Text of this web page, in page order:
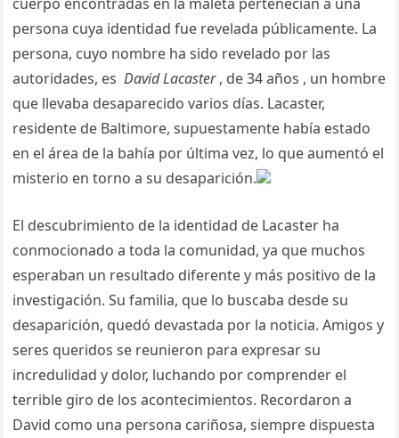
persona cuya identidad fue revelada públicamente. La
persona, cuyo nombre ha sido revelado por las
autoridades, esDavid Lacaster, de 34 años , un hombre
que llevaba desaparecido varios días. Lacaster,
residente de Baltimore, supuestamente había estado
en el área de la bahía por última vez, lo que aumentó el
misterio en torno a su desaparición.
El descubrimiento de la identidad de Lacaster ha
conmocionado a toda la comunidad, ya que muchos
esperaban un resultado diferente y más positivo de la
investigación. Su familia, que lo buscaba desde su
desaparición, quedó devastada por la noticia. Amigos y
seres queridos se reunieron para expresar su
incredulidad y dolor, luchando por comprender el
terrible giro de los acontecimientos. Recordaron a
David como una persona cariñosa, siempre dispuesta